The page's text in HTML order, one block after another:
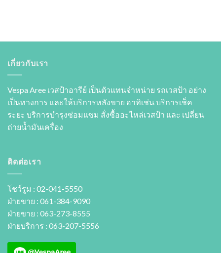
เกี่ยวกับเรา
Vespa Aree เวสป้าอารีย์ เป็นตัวแทนจำหน่าย รถเวสป้า อย่าง
เป็นทางการ และให้บริการหลังขาย อาทิเช่น บริการเช็ค
ระยะ บริการบำรุงซ่อมแซม สั่งซื้ออะไหล่เวสป้า และ เปลี่ยน
ถ่ายนํ้ามันเครื่อง
ติดต่อเรา
โชว์รูม : 02-041-5550
ฝ่ายขาย : 061-384-9090
ฝ่ายขาย : 063-273-8555
ฝ่ายบริการ : 063-207-5556